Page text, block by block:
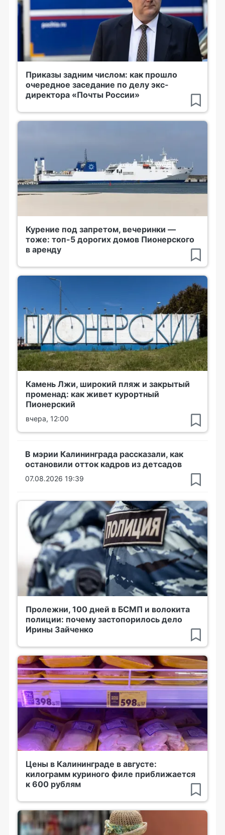
Приказы задним числом: как прошло
очередное заседание по делу экс-
директора «Почты России»
Курение под запретом, вечеринки —
тоже: топ-5 дорогих домов Пионерского
в аренду
Камень Лжи, широкий пляж и закрытый
променад: как живет курортный
Пионерский
вчера, 12:00
В мэрии Калининграда рассказали, как
остановили отток кадров из детсадов
07.08.2026 19:39
Пролежни, 100 дней в БСМП и волокита
полиции: почему застопорилось дело
Ирины Зайченко
Цены в Калининграде в августе:
килограмм куриного филе приближается
к 600 рублям